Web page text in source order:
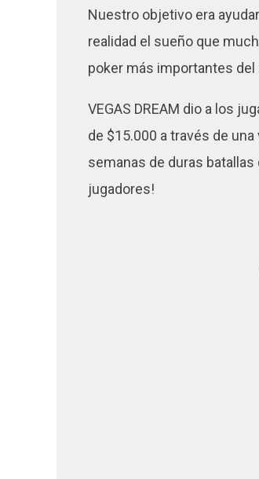
Nuestro objetivo era
realidad el sueño que
poker más importantes del
VEGAS DREAM dio a los
de $15.000 a través de
semanas de duras
jugadores!